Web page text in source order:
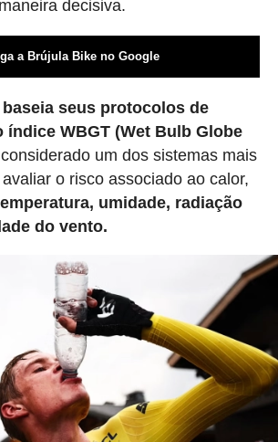
decisiva.
a Brújula Bike no Google
baseia seus protocolos de
índice WBGT (Wet Bulb Globe
um dos sistemas mais
o risco associado ao calor,
umidade, radiação
do vento.